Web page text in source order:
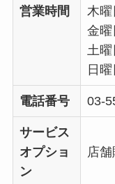
営業時間
木曜
金曜
土曜
日
電話番号 03-
サービス
オプショ
ン
店舗